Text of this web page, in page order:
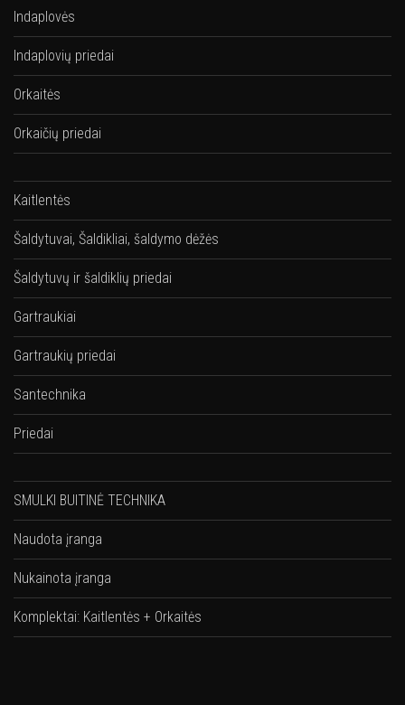
Indaplovės
Indaplovių priedai
Orkaitės
Orkaičių priedai
Kaitlentės
Šaldytuvai, Šaldikliai, šaldymo dėžės
Šaldytuvų ir šaldiklių priedai
Gartraukiai
Gartraukių priedai
Santechnika
Priedai
SMULKI BUITINĖ TECHNIKA
Naudota įranga
Nukainota įranga
Komplektai: Kaitlentės + Orkaitės